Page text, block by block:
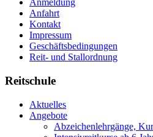
Anmeldung
Anfahrt
Kontakt
Impressum
Geschäftsbedingungen
Reit- und Stallordnung
Reitschule
Aktuelles
Angebote
Abzeichenlehrgänge,